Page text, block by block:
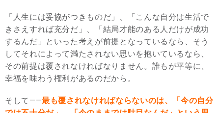
「人生には妥協がつきものだ」、「こんな自分は生活で
きさえすれば充分だ」、「結局才能のある人だけが成功
するんだ」といった考えが前提となっているなら、そう
してそれによって満たされない思いを抱いているなら、
その前提は覆されなければなりません。誰もが平等に、
幸福を味わう権利があるのだから。
そして――最も覆されなければならないのは、「今の自分